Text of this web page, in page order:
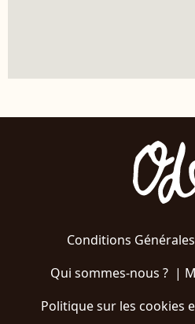
Conditions
Qui sommes-nous ?|
Politique sur les cookies